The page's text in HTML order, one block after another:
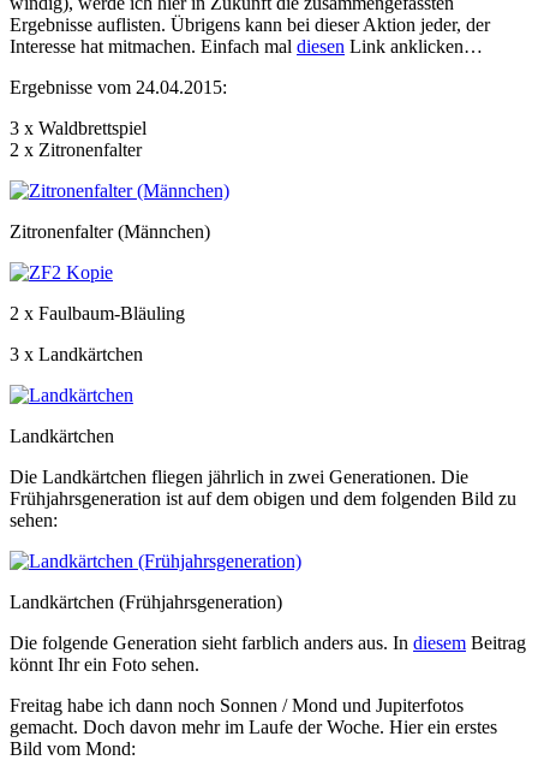
Ergebnisse auflisten. Übrigens kann bei dieser Aktion jeder, der
Interesse hat mitmachen. Einfach mal diesen Link anklicken…
Ergebnisse vom 24.04.2015:
3 x Waldbrettspiel
2 x Zitronenfalter
Zitronenfalter (Männchen)
2 x Faulbaum-Bläuling
3 x Landkärtchen
Landkärtchen
Die Landkärtchen fliegen jährlich in zwei Generationen. Die
Frühjahrsgeneration ist auf dem obigen und dem folgenden Bild zu
sehen:
Landkärtchen (Frühjahrsgeneration)
Die folgende Generation sieht farblich anders aus. In diesem Beitrag
könnt Ihr ein Foto sehen.
Freitag habe ich dann noch Sonnen / Mond und Jupiterfotos
gemacht. Doch davon mehr im Laufe der Woche. Hier ein erstes
Bild vom Mond: